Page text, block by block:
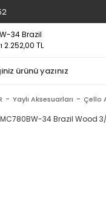
Yaylı Aksesuarları Çello